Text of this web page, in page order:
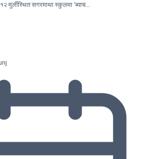
मुर्लीस्थित सगरमाथा स्कुलमा ‘ब्याच…